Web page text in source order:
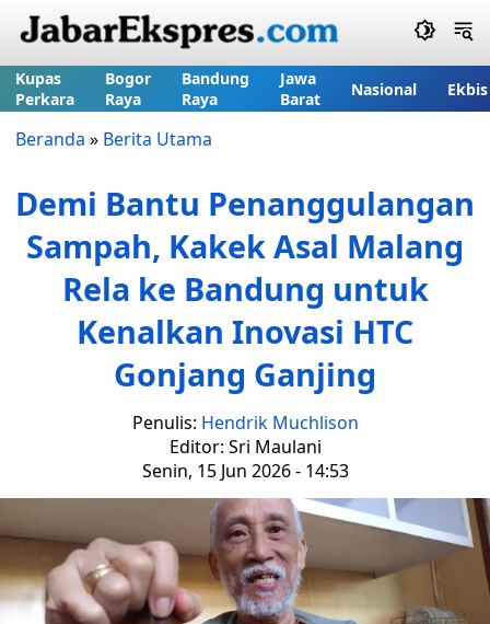
Kupas
Perkara
Bogor
Raya
Bandung
Raya
Jawa
Barat
Nasional Ekbis
Beranda » Berita Utama
Demi Bantu Penanggulangan
Sampah, Kakek Asal Malang
Rela ke Bandung untuk
Kenalkan Inovasi HTC
Gonjang Ganjing
Penulis: Hendrik Muchlison
Editor: Sri Maulani
Senin, 15 Jun 2026 - 14:53